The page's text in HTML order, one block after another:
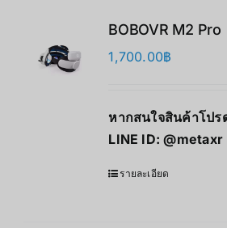
BOBOVR M2 Pro
1,700.00฿
หากสนใจสินค้าโป
LINE ID:@metaxr
รายละเอียด